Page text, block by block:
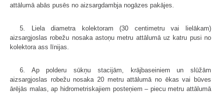
attālumā abās pusēs no aizsargdambja nogāzes pakājes.
5. Liela diametra kolektoram (30 centimetru vai lielākam)
aizsargjoslas robežu nosaka astoņu metru attālumā uz katru pusi no
kolektora ass līnijas.
6. Ap polderu sūkņu stacijām, krājbaseiniem un slūžām
aizsargjoslas robežu nosaka 20 metru attālumā no ēkas vai būves
ārējās malas, ap hidrometriskajiem posteņiem – piecu metru attālumā